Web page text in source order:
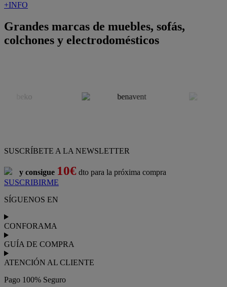
+INFO
Grandes marcas de muebles, sofás,
colchones y electrodomésticos
SUSCRÍBETE A LA NEWSLETTER
y consigue 10€ dto para la próxima compra
SUSCRIBIRME
SÍGUENOS EN
CONFORAMA
GUÍA DE COMPRA
ATENCIÓN AL CLIENTE
Pago 100% Seguro